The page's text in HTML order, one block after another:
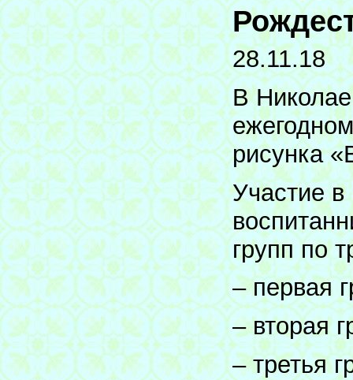
28.11.18
В
рисунка
Участие в
групп по
– первая
– вторая
– третья